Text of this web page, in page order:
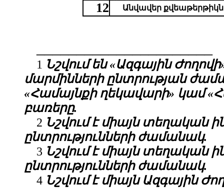
12 Անվավեր
1 Նշվում են «Ազգային
մարմինների ընտրության
«Համայնքի ղեկավարի» կամ «
բառերը.
2 Նշվում է միայն տեղական
ընտրությունների ժամանակ.
3 Նշվում է միայն տեղական
ընտրությունների ժամանակ.
4 Նշվում է միայն Ազգային